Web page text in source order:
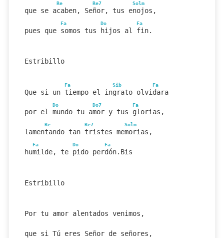
Re Re7 Solm
que se acaben, Señor, tus enojos,
Fa Do Fa
pues que somos tus hijos al fin.
Estribillo
Fa Sib Fa
Que si un tiempo el ingrato olvidara
Do Do7 Fa
por el mundo tu amor y tus glorias,
Re Re7 Solm
lamentando tan tristes memorias,
Fa Do Fa
humilde, te pido perdón.Bis
Estribillo
Por tu amor alentados venimos,
que si Tú eres Señor de señores,